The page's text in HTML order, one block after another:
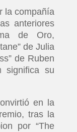
la compañía
anteriores
de Oro,
de Julia
de Ruben
significa su
en la
tras la
por “The